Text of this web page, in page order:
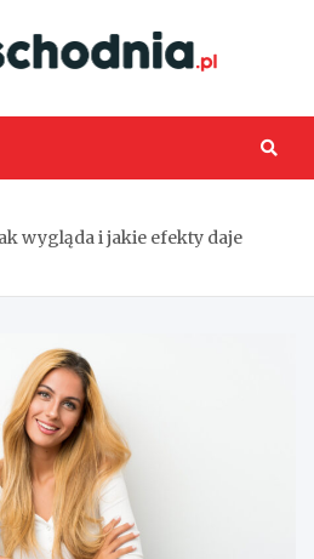
wygląda i jakie efekty daje